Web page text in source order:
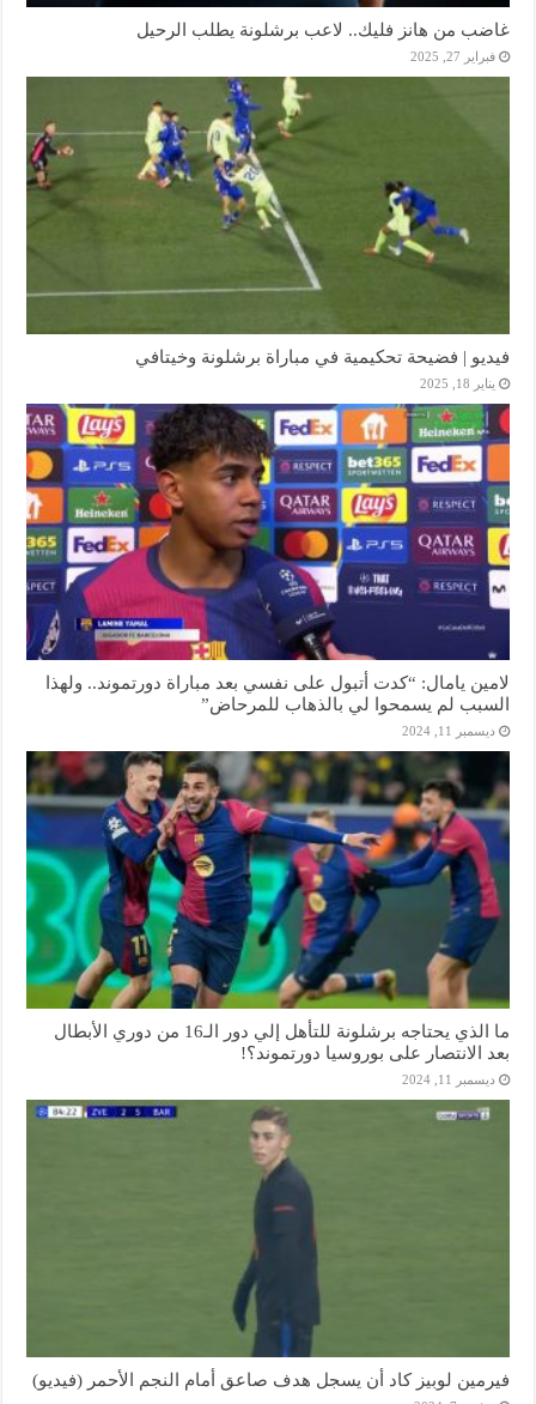
غاضب من هانز فليك.. لاعب برشلونة يطلب الرحيل
فبراير 27, 2025
فيديو | فضيحة تحكيمية في مباراة برشلونة وخيتافي
يناير 18, 2025
لامين يامال: “كدت أتبول على نفسي بعد مباراة دورتموند.. ولهذا
السبب لم يسمحوا لي بالذهاب للمرحاض”
ديسمبر 11, 2024
ما الذي يحتاجه برشلونة للتأهل إلي دور الـ16 من دوري الأبطال
بعد الانتصار على بوروسيا دورتموند؟!
ديسمبر 11, 2024
فيرمين لوبيز كاد أن يسجل هدف صاعق أمام النجم الأحمر (فيديو)